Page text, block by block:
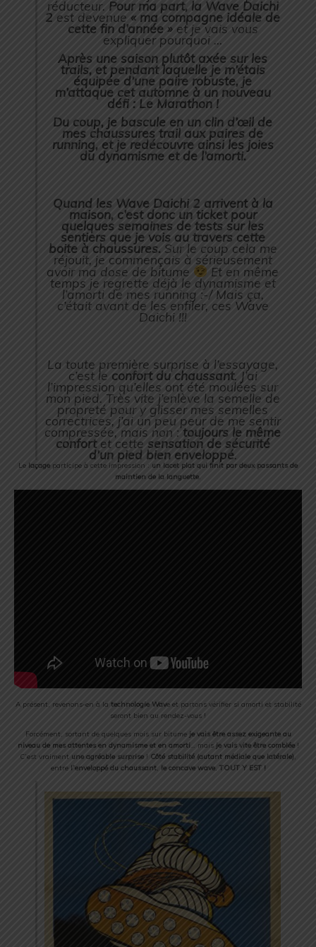
réducteur. Pour ma part, la Wave Daichi
2 est devenue « ma compagne idéale de
cette fin d’année »et je vais vous
expliquer pourquoi …
Après une saison plutôt axée sur les
trails, et pendant laquelle je m’étais
équipée d’une paire robuste, je
m’attaque cet automne à un nouveau
défi : Le Marathon !
Du coup, je bascule en un clin d’œil de
mes chaussures trail aux paires de
running, et je redécouvre ainsi les joies
du dynamisme et de l’amorti.
Quand les Wave Daichi 2 arrivent à la
maison, c’est donc un ticket pour
quelques semaines de tests sur les
sentiers que je vois au travers cette
boite à chaussures.Sur le coup cela me
réjouit, je commençais à sérieusement
avoir ma dose de bitume Et en même
temps je regrette déjà le dynamisme et
l’amorti de mes running :-/ Mais ça,
c’était avant de les enfiler, ces Wave
Daichi !!!
La toute première surprise à l’essayage,
c’est le confort du chaussant. J’ai
l’impression qu’elles ont été moulées sur
mon pied. Très vite j’enlève la semelle de
propreté pour y glisser mes semelles
correctrices, j’ai un peu peur de me sentir
compressée, mais non :toujours le même
confortet cette sensation de sécurité
d’un pied bien enveloppé.
Le laçage participe à cette impression : un lacet plat qui finit par deux passants de
maintien de la languette.
A présent, revenons-en à la technologie Wave et partons vérifier si amorti et stabilité
seront bien au rendez-vous !
Forcément, sortant de quelques mois sur bitume je vais être assez exigeante au
niveau de mes attentes en dynamisme et en amorti… maisje vais vite être comblée!
C’est vraiment une agréable surprise ! Côté stabilité (autant médiale que latérale),
entre l’enveloppé du chaussant, le concave wave, TOUT Y EST !